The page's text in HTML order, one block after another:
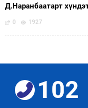
Д.Наранбаатарт
0 1927
102